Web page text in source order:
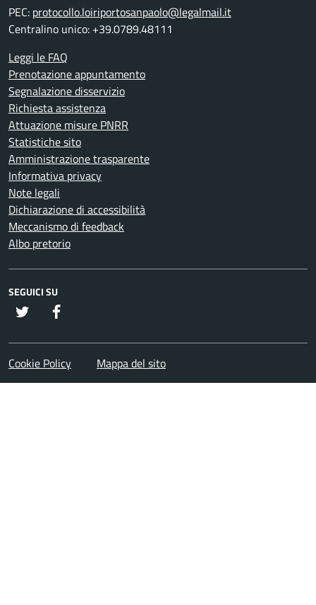
PEC: protocollo.loiriportosanpaolo@legalmail.it
Centralino unico: +39.0789.48111
Leggi le FAQ
Prenotazione appuntamento
Segnalazione disservizio
Richiesta assistenza
Attuazione misure PNRR
Statistiche sito
Amministrazione trasparente
Informativa privacy
Note legali
Dichiarazione di accessibilità
Meccanismo di feedback
Albo pretorio
SEGUICI SU
twitter
Cookie Policy Mappa del sito